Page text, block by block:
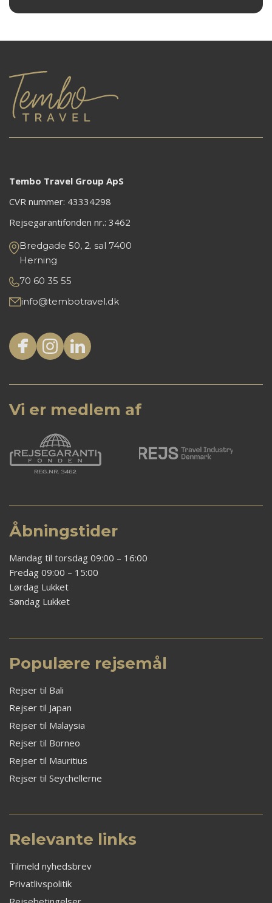
Tembo Travel Group ApS
CVR nummer: 43334298
Rejsegarantifonden nr.: 3462
Bredgade 50, 2. sal 7400
Herning
70 60 35 55
info@tembotravel.dk
Vi er medlem af
Åbningstider
Mandag til torsdag 09:00 – 16:00
Fredag 09:00 – 15:00
Lørdag Lukket
Søndag Lukket
Populære rejsemål
Rejser til Bali
Rejser til Japan
Rejser til Malaysia
Rejser til Borneo
Rejser til Mauritius
Rejser til Seychellerne
Relevante links
Tilmeld nyhedsbrev
Privatlivspolitik